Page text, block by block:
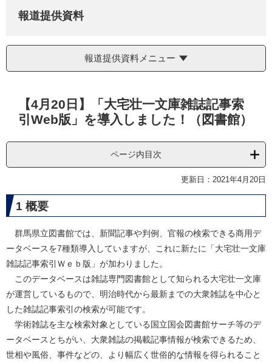
報道提供資料
報道提供資料メニュー
【4月20日】「大宅壮一文庫雑誌記事索
引Web版」を導入しました！（図書館）
ページ内目次
更新日：2021年4月20日
1 概要
群馬県立図書館では、新聞記事や判例、官報の検索できる商用デ
ータベースを7種類導入していますが、これに新たに「大宅壮一文庫
雑誌記事索引Ｗｅｂ版」が加わりました。
このデータベースは雑誌専門図書館として知られる大宅壮一文庫
が運営しているもので、明治時代から最新までの大衆雑誌を中心と
した雑誌記事索引の検索が可能です。
学術雑誌を主な検索対象としている国立国会図書館サーチ等のデ
ータベースとちがい、大衆雑誌の掲載記事情報が検索できるため、
世相や風俗、事件などの、より幅広く世俗的な情報を得られること